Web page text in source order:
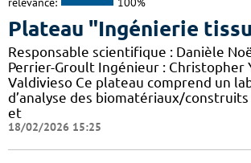
Plateau "Ingénierie
Responsable scientifique : Danièle
Perrier-Groult Ingénieur : Christopher
Valdivieso Ce plateau comprend un
d’analyse des biomatériaux/
et
18/02/2026 15:25